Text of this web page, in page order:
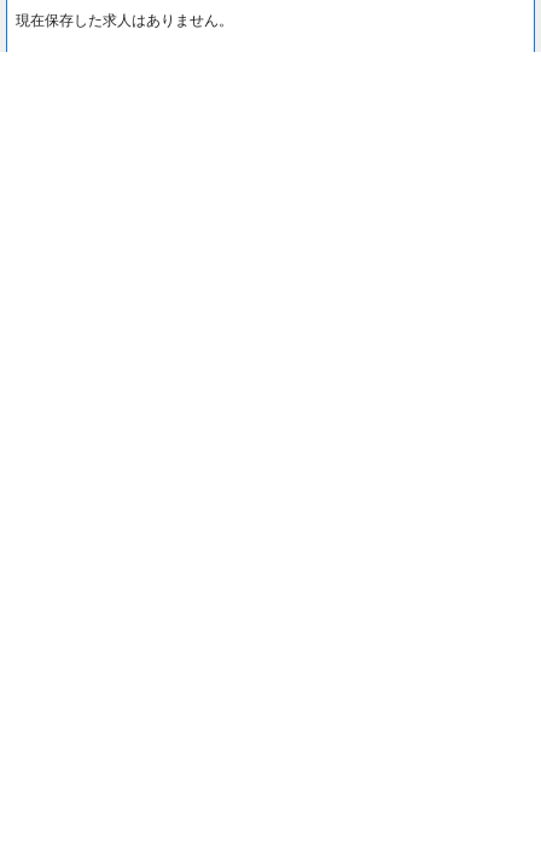
現在保存した求人はありません。